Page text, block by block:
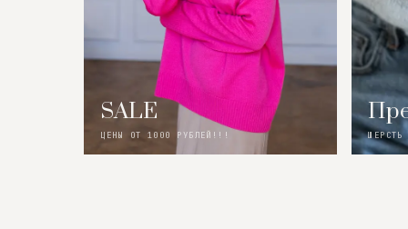
SALE
ЦЕНЫ ОТ 1000 РУБЛЕЙ!!! ШЕРСТЬ